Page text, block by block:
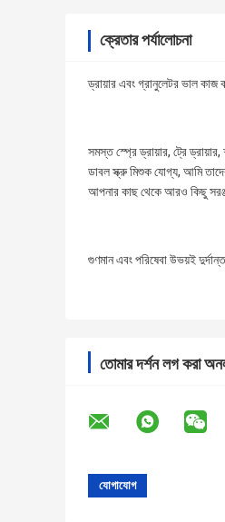
ক্রেতার পর্যালোচনা
ড্রায়ার এবং গ্রানুলেটর ভাল
সমস্ত স্প্রে ড্রায়ার, ট্রে
ডাবল স্ক্রু মিশুক যোগ্য, আমি
আপনার কাছ থেকে আরও কিছু
গুণমান এবং পরিষেবা উভয়ই
তোমার দর্শন লগ করা